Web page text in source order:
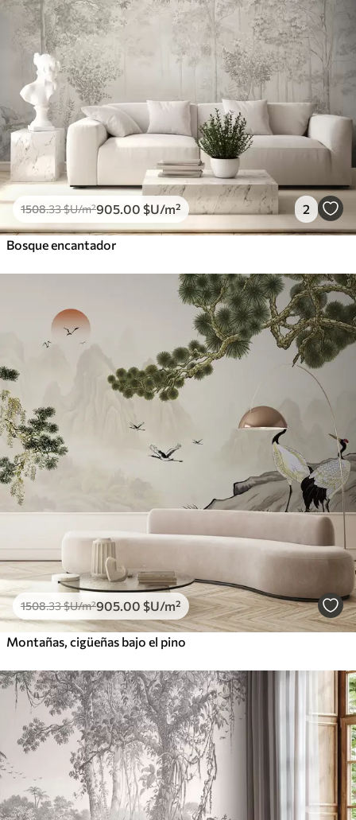
1508.33$U/m²905 .00 $U/m² 2
Bosque encantador
1508.33$U/m²905 .00 $U/m²
Montañas, cigüeñas bajo el pino